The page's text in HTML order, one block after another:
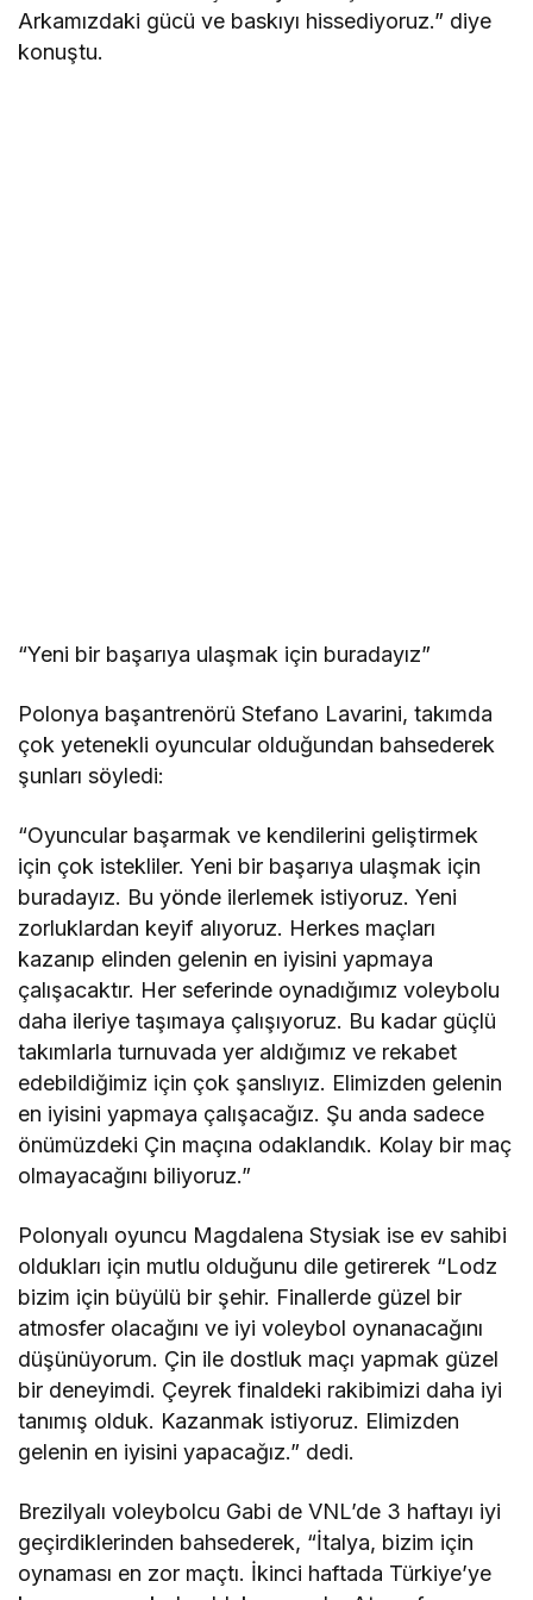
Arkamızdaki gücü ve baskıyı hissediyoruz.” diye
konuştu.
“Yeni bir başarıya ulaşmak için buradayız”
Polonya başantrenörü Stefano Lavarini, takımda
çok yetenekli oyuncular olduğundan bahsederek
şunları söyledi:
“Oyuncular başarmak ve kendilerini geliştirmek
için çok istekliler. Yeni bir başarıya ulaşmak için
buradayız. Bu yönde ilerlemek istiyoruz. Yeni
zorluklardan keyif alıyoruz. Herkes maçları
kazanıp elinden gelenin en iyisini yapmaya
çalışacaktır. Her seferinde oynadığımız voleybolu
daha ileriye taşımaya çalışıyoruz. Bu kadar güçlü
takımlarla turnuvada yer aldığımız ve rekabet
edebildiğimiz için çok şanslıyız. Elimizden gelenin
en iyisini yapmaya çalışacağız. Şu anda sadece
önümüzdeki Çin maçına odaklandık. Kolay bir maç
olmayacağını biliyoruz.”
Polonyalı oyuncu Magdalena Stysiak ise ev sahibi
oldukları için mutlu olduğunu dile getirerek “Lodz
bizim için büyülü bir şehir. Finallerde güzel bir
atmosfer olacağını ve iyi voleybol oynanacağını
düşünüyorum. Çin ile dostluk maçı yapmak güzel
bir deneyimdi. Çeyrek finaldeki rakibimizi daha iyi
tanımış olduk. Kazanmak istiyoruz. Elimizden
gelenin en iyisini yapacağız.” dedi.
Brezilyalı voleybolcu Gabi de VNL’de 3 haftayı iyi
geçirdiklerinden bahsederek, “İtalya, bizim için
oynaması en zor maçtı. İkinci haftada Türkiye’ye